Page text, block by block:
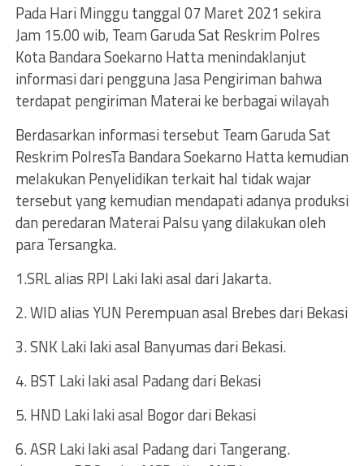
Pada Hari Minggu tanggal 07 Maret 2021 sekira
Jam 15.00 wib, Team Garuda Sat Reskrim Polres
Kota Bandara Soekarno Hatta menindaklanjut
informasi dari pengguna Jasa Pengiriman bahwa
terdapat pengiriman Materai ke berbagai wilayah
Berdasarkan informasi tersebut Team Garuda Sat
Reskrim PolresTa Bandara Soekarno Hatta kemudian
melakukan Penyelidikan terkait hal tidak wajar
tersebut yang kemudian mendapati adanya produksi
dan peredaran Materai Palsu yang dilakukan oleh
para Tersangka.
1.SRL alias RPI Laki laki asal dari Jakarta.
2. WID alias YUN Perempuan asal Brebes dari Bekasi
3. SNK Laki laki asal Banyumas dari Bekasi.
4. BST Laki laki asal Padang dari Bekasi
5. HND Laki laki asal Bogor dari Bekasi
6. ASR Laki laki asal Padang dari Tangerang.